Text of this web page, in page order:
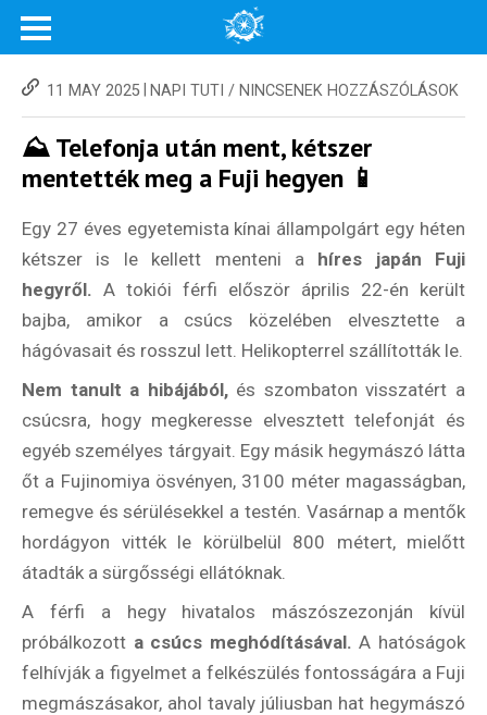
11 MAY 2025 NAPI TUTI / NINCSENEK HOZZÁSZÓLÁSOK
⛰️ Telefonja után ment, kétszer
mentették meg a Fuji hegyen 📱
Egy 27 éves egyetemista kínai állampolgárt egy héten
kétszer is le kellett menteni a híres japán Fuji
hegyről. A tokiói férfi először április 22-én került
bajba, amikor a csúcs közelében elvesztette a
hágóvasait és rosszul lett. Helikopterrel szállították le.
Nem tanult a hibájából, és szombaton visszatért a
csúcsra, hogy megkeresse elvesztett telefonját és
egyéb személyes tárgyait. Egy másik hegymászó látta
őt a Fujinomiya ösvényen, 3100 méter magasságban,
remegve és sérülésekkel a testén. Vasárnap a mentők
hordágyon vitték le körülbelül 800 métert, mielőtt
átadták a sürgősségi ellátóknak.
A férfi a hegy hivatalos mászószezonján kívül
próbálkozott a csúcs meghódításával.A hatóságok
felhívják a figyelmet a felkészülés fontosságára a Fuji
megmászásakor, ahol tavaly júliusban hat hegymászó